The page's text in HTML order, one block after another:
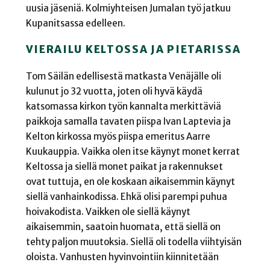
uusia jäseniä. Kolmiyhteisen Jumalan työ jatkuu
Kupanitsassa edelleen.
VIERAILU KELTOSSA JA PIETARISSA
Tom Säilän edellisestä matkasta Venäjälle oli
kulunut jo 32 vuotta, joten oli hyvä käydä
katsomassa kirkon työn kannalta merkittäviä
paikkoja samalla tavaten piispa Ivan Laptevia ja
Kelton kirkossa myös piispa emeritus Aarre
Kuukauppia. Vaikka olen itse käynyt monet kerrat
Keltossa ja siellä monet paikat ja rakennukset
ovat tuttuja, en ole koskaan aikaisemmin käynyt
siellä vanhainkodissa. Ehkä olisi parempi puhua
hoivakodista. Vaikken ole siellä käynyt
aikaisemmin, saatoin huomata, että siellä on
tehty paljon muutoksia. Siellä oli todella viihtyisän
oloista. Vanhusten hyvinvointiin kiinnitetään